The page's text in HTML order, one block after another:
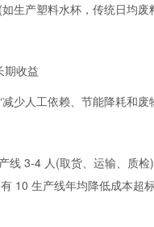
生产塑料水杯，传统日均废
期收益
少人工依赖、节能降耗和
线 3-4 人(取货、运输、质
10 生产线年均降低成本超